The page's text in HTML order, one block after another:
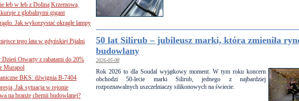
50 lat Silirub – jubileusz marki, która zmieniła
budowlany
2026-05-08
Rok 2026 to dla Soudal wyjątkowy moment. W tym roku koncern
obchodzi 50-lecie marki Silirub, jednego z najbardziej
rozpoznawalnych uszczelniaczy silikonowych na świecie.
łeb w łeb z Doliną Krzemową.
z globalnymi gigant
Jak wykorzystać okrągłe lampy
tego lata w gdyńskiej Pijalni
Otwarty z rabatami do 20%
Murapol
BKS: dźwignia B-7404
Jak sytuacja w rejonie
na branżę chemii budowlanej?